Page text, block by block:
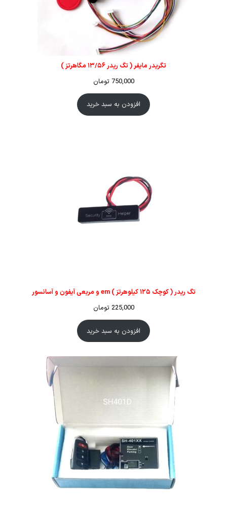
تگریدر مایفر ( تگ ریدر ۱۳/۵۶ مگاهرتز )
750,000 تومان
افزودن به سبد خرید
تگ ریدر ( کوچک ۱۲۵ کیلوهرتز ) em و مربعی آیفون و آسانسور
225,000 تومان
افزودن به سبد خرید